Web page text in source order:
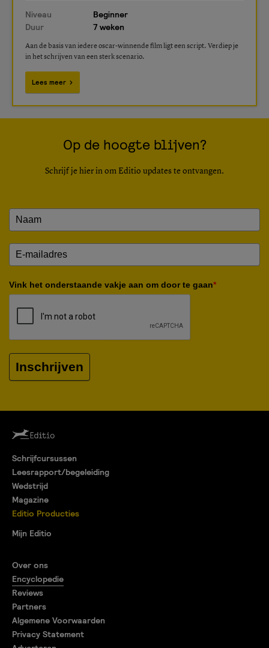
Niveau
Beginner
Duur
7 weken
Aan de basis van iedere oscar-winnende film ligt een script. Verdiep je
in het schrijven van een sterk scenario.
Lees meer
Op de hoogte blijven?
Schrijf je hier in om Editio updates te ontvangen.
Vink het onderstaande vakje aan om door te gaan*
Inschrijven
Schrijfcursussen
Leesrapport/begeleiding
Wedstrijd
Magazine
Editio Producties
Mijn Editio
Over ons
Encyclopedie
Reviews
Partners
Algemene Voorwaarden
Privacy Statement